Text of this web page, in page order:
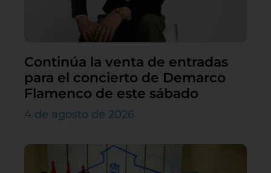
Continúa la venta de entradas
para el concierto de Demarco
Flamenco de este sábado
4 de agosto de 2026